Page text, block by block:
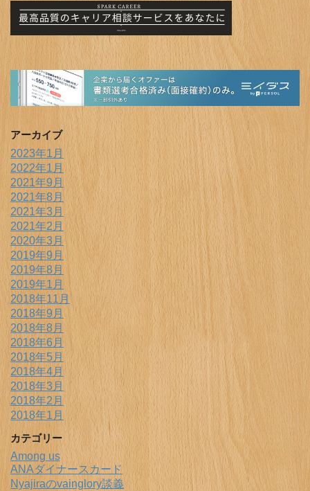
アーカイブ
2023年1月
2022年1月
2021年9月
2021年8月
2021年3月
2021年2月
2020年3月
2019年9月
2019年8月
2019年1月
2018年11月
2018年9月
2018年8月
2018年6月
2018年5月
2018年4月
2018年3月
2018年2月
2018年1月
カテゴリー
Among us
ANAダイナースカード
Nyajiraのvainglory談義